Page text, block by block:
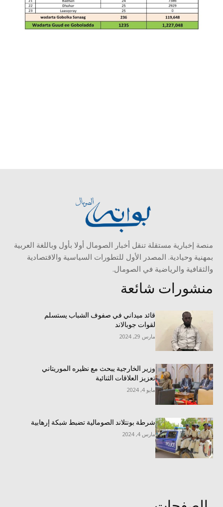
منصة إخبارية مستقلة تنقل أخبار الصومال أولا بأول وباللغة العربية
بمهنية وحيادية. المصدر الأول للتطورات السياسية والاقتصادية
والثقافية والرياضية في الصومال.
منشورات شائعة
قائد ميداني في صفوف الشباب يستسلم
لقوات جوبالاند
مارس 29, 2024
وزير الخارجية يبحث مع نظيره الموريتاني
تعزيز العلاقات الثنائية
مايو 4, 2024
شرطة بونتلاند الصومالية تضبط شبكة إرهابية
مارس 4, 2024